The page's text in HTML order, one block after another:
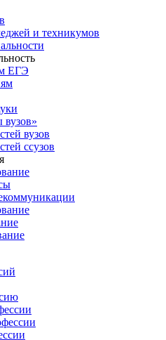
и техникумов
ЕГЭ
вузов
ссузов